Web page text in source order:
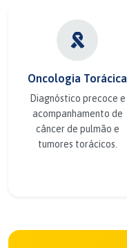
Oncologia Torácica
Diagnóstico precoce e
acompanhamento de
câncer de pulmão e
tumores torácicos.